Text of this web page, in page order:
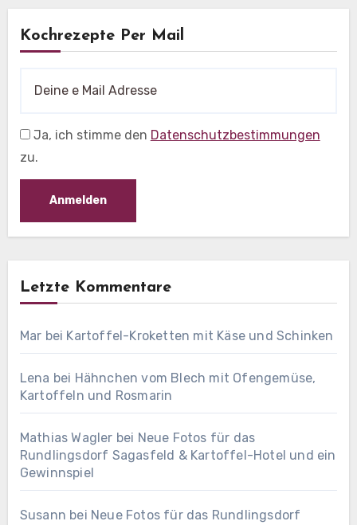
Kochrezepte Per Mail
Ja, ich stimme den Datenschutzbestimmungen
zu.
Letzte Kommentare
Mar bei Kartoffel-Kroketten mit Käse und Schinken
Lena bei Hähnchen vom Blech mit Ofengemüse,
Kartoffeln und Rosmarin
Mathias Wagler bei Neue Fotos für das
Rundlingsdorf Sagasfeld & Kartoffel-Hotel und ein
Gewinnspiel
Susann bei Neue Fotos für das Rundlingsdorf